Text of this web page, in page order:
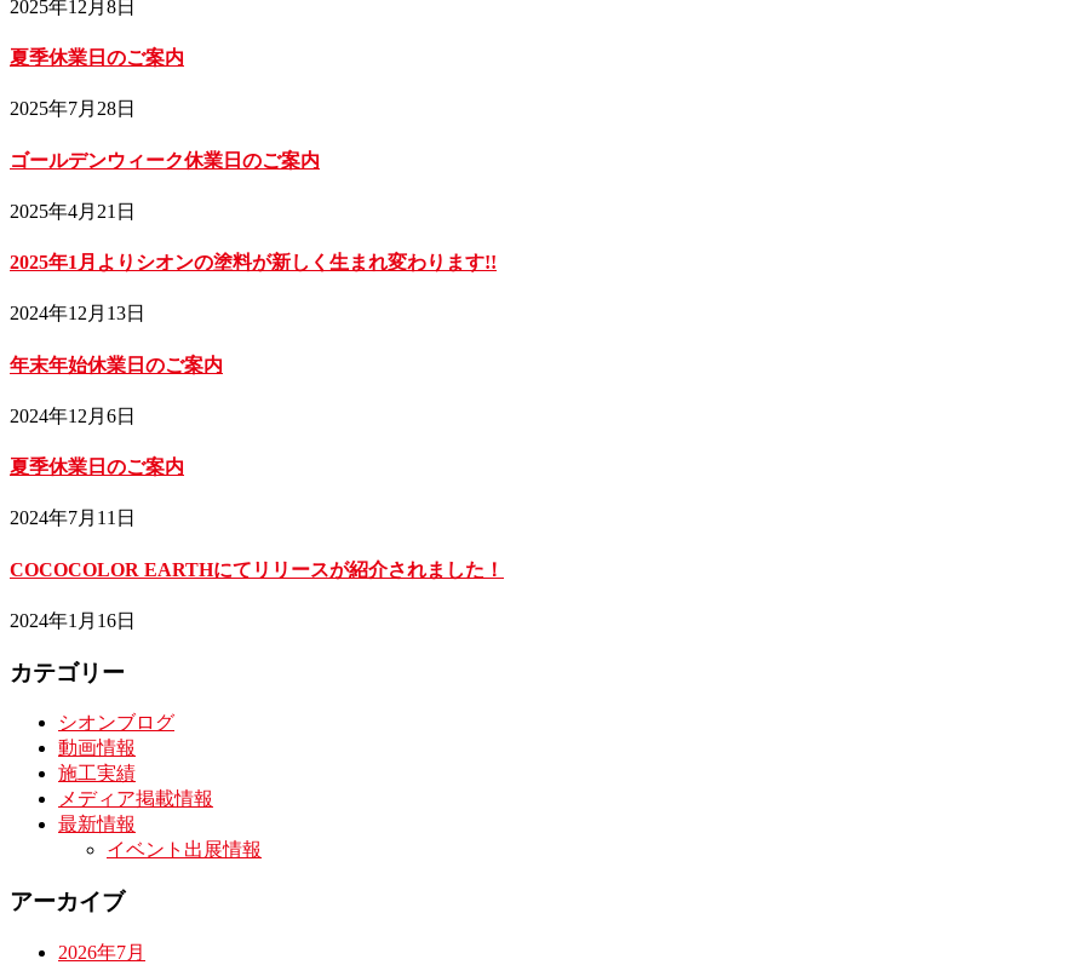
2025年12月8日
夏季休業日のご案内
2025年7月28日
ゴールデンウィーク休業日のご案内
2025年4月21日
2025年1月よりシオンの塗料が新しく生まれ変わります!!
2024年12月13日
年末年始休業日のご案内
2024年12月6日
夏季休業日のご案内
2024年7月11日
COCOCOLOR EARTHにてリリースが紹介されました！
2024年1月16日
カテゴリー
シオンブログ
動画情報
施工実績
メディア掲載情報
最新情報
イベント出展情報
アーカイブ
2026年7月